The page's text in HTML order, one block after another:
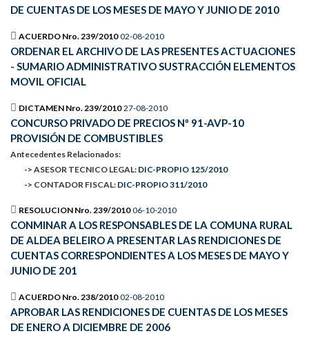
DE CUENTAS DE LOS MESES DE MAYO Y JUNIO DE 2010
ACUERDO Nro. 239/2010 02-08-2010
ORDENAR EL ARCHIVO DE LAS PRESENTES ACTUACIONES
- SUMARIO ADMINISTRATIVO SUSTRACCIÓN ELEMENTOS
MOVIL OFICIAL
DICTAMEN Nro. 239/2010 27-08-2010
CONCURSO PRIVADO DE PRECIOS Nº 91-AVP-10
PROVISIÓN DE COMBUSTIBLES
Antecedentes Relacionados:
-> ASESOR TECNICO LEGAL: DIC-PROPIO 125/2010
-> CONTADOR FISCAL: DIC-PROPIO 311/2010
RESOLUCION Nro. 239/2010 06-10-2010
CONMINAR A LOS RESPONSABLES DE LA COMUNA RURAL
DE ALDEA BELEIRO A PRESENTAR LAS RENDICIONES DE
CUENTAS CORRESPONDIENTES A LOS MESES DE MAYO Y
JUNIO DE 201
ACUERDO Nro. 238/2010 02-08-2010
APROBAR LAS RENDICIONES DE CUENTAS DE LOS MESES
DE ENERO A DICIEMBRE DE 2006